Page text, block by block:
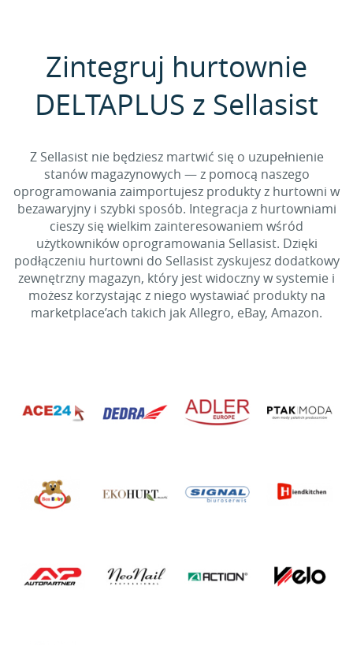
Zintegruj hurtownie
DELTAPLUS z Sellasist
Z Sellasist nie będziesz martwić się o uzupełnienie
stanów magazynowych — z pomocą naszego
oprogramowania zaimportujesz produkty z hurtowni w
bezawaryjny i szybki sposób. Integracja z hurtowniami
cieszy się wielkim zainteresowaniem wśród
użytkowników oprogramowania Sellasist. Dzięki
podłączeniu hurtowni do Sellasist zyskujesz dodatkowy
zewnętrzny magazyn, który jest widoczny w systemie i
możesz korzystając z niego wystawiać produkty na
marketplace’ach takich jak Allegro, eBay, Amazon.